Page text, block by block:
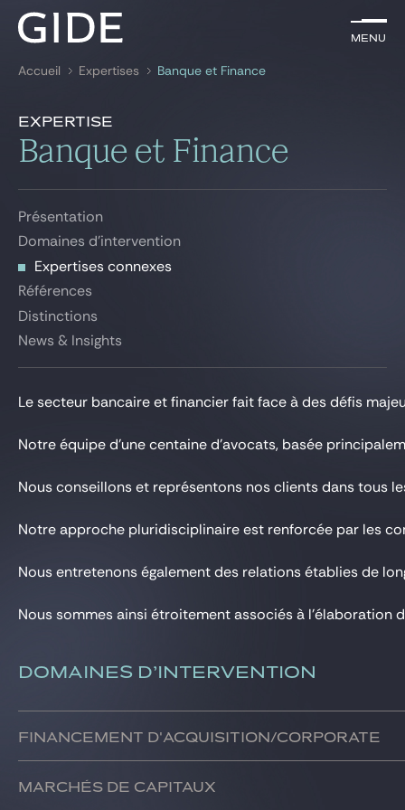
Menu
Rechercher parmots-clés
Menu
Avocats
Expertises
Global
News & insights
Notre cabinet
Gide Pro Bono et RSE
Blog Real Estate
Accueil Expertises Banque et Finance
Expertise
Banque et Finance
Expertises connexes
Présentation
Domaines d'intervention
Expertises connexes
Références
News & Insights
Présentation
Domaines d'intervention
Expertises connexes
Références
Distinctions
News & Insights
Le secteur bancaire et financier fait face à des défis
Notre équipe d’une centaine d’avocats, basée
Nous conseillons et représentons nos clients dans tous
Notre approche pluridisciplinaire est renforcée par les
Nous entretenons également des relations établies de
Nous sommes ainsi étroitement associés à
DOMAINES D’INTERVENTION
Financement d'acquisition/corporate
Marchés de capitaux